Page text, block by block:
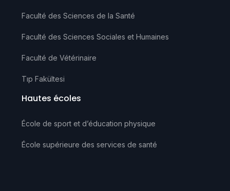
Faculté des Sciences de la Santé
Faculté des Sciences Sociales et Humaines
Faculté de Vétérinaire
Tıp Fakültesi
Hautes écoles
École de sport et d’éducation physique
École supérieure des services de santé